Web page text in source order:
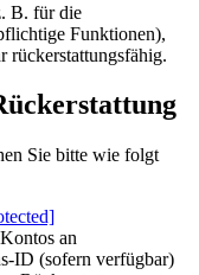
B. für die
Funktionen),
rückerstattungsfähig.
Sie bitte wie folgt
an
ID (sofern verfügbar)